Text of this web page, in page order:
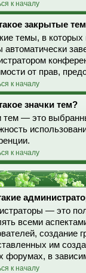
к началу
закрытые
темы, в
автоматически
от прав,
к началу
значки тем?
тем — это
к началу
— это
всеми
создание
им
форумах, в
к началу